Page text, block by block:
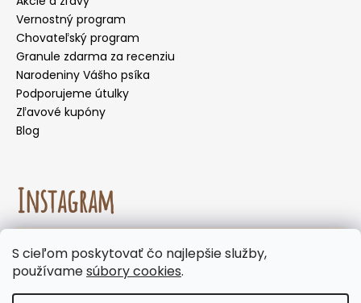
S cieľom poskytovať čo najlepšie služby,
používamesúbory cookies.
mesiacov neodporúčame voliť doručenie do
samoobslužných boxov, kde môžu byť zásielky
vystavené vysokým teplotám. Keďže naše
Vernostný program
Chovateľský program
Granule zdarma za recenziu
Narodeniny Vášho psíka
Podporujeme útulky
Zľavové kupóny
Blog
Instagram
Sledovať na Instagrame